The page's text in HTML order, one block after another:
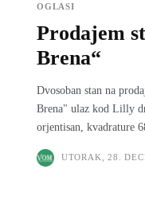
OGLASI
Prodajem
Brena“
Dvosoban stan na
Brena" ulaz kod Lilly drogerije. Stan je na IV
orjentisan, kvadrature
UTORAK, 28.